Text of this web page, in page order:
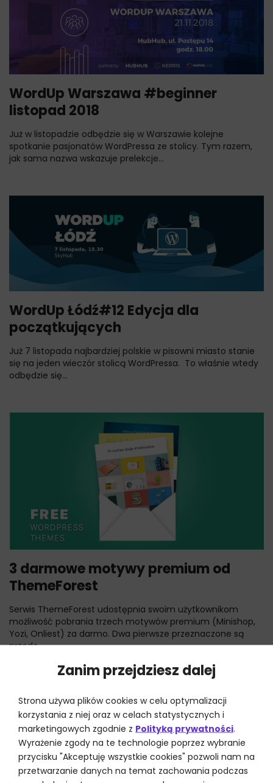
Zanim przejdziesz dalej
Strona używa plików cookies w celu optymalizacji
korzystania z niej oraz w celach statystycznych i
marketingowych zgodnie z Polityką prywatności.
Wyrażenie zgody na te technologie poprzez wybranie
przycisku "Akceptuję wszystkie cookies" pozwoli nam na
przetwarzanie danych na temat zachowania podczas
WordUp Warszawa #beginner
listopad 2018
Już w listopadzie odbędzie się w Warszawie kolejne
spotkanie pasjonatów WordPressa ze stolicy. Tym razem,
jak sama nazwa wskazuje prelekcje...
WordUp Łódź#12 Edycja dla
początkujących
Już 7 listopada najbardziej polskie w pisowni miasto stanie
się na jeden wieczór stolicą WordPressa. To właśnie wtedy
odbędzie się...
3 darmowe motywy premium od
ThemeForest
Serwis ThemeForest udostępnia swoim użytkownikom
możliwość pobrania trzech motywów premium (Minishop,
Yozi, Onliest) za darmo. Dwa pierwsze przeznaczone są
przede...